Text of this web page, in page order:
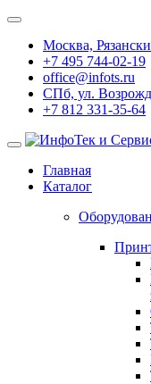
Москва,
+7 495 744-02-19
office@infots.ru
СПб, ул.
+7 812 331-35-64
Главная
Каталог